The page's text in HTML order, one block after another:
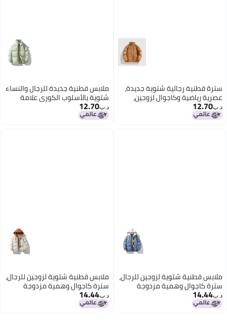
سترة قطنية رجالية شتوية جديدة،
عصرية رياضية وكاجوال لزوجين،
سترة خبزية دافئة بحجم كبير للنساء
د.ب‏12.70
ملابس قطنية جديدة للرجال والنساء
شتوية بالأسلوب الكوري علامة
تجارية، ملابس خبزية فضفاضة ذات
ياقة رأسية قصيرة لزوجين، سترة
د.ب‏12.70
ملابس قطنية شتوية لزوجين للرجال،
سترة كاجوال وهمية مزدوجة
القطع فضفاضة ذات غطاء قابل
للإزالة بحجم كبير للنساء، سترة خبزية
د.ب‏14.44
ملابس قطنية شتوية لزوجين للرجال،
سترة كاجوال وهمية مزدوجة
القطع فضفاضة ذات غطاء قابل
للإزالة بحجم كبير للنساء، سترة خبزية
د.ب‏14.44